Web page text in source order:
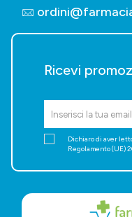
Ricevi
Dichiaro di aver
Regolamento (UE)